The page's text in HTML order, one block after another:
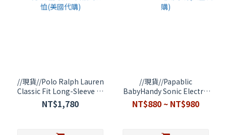
//現貨//Polo Ralph Lauren
Classic Fit Long-Sleeve T-
Shirt 男款經典版型長袖純棉
T恤(美國代購)
NT$1,780
//現貨//Papablic
BabyHandy Sonic Electric
Toothbrush 電動牙刷(美國
代購)
NT$880 ~ NT$980